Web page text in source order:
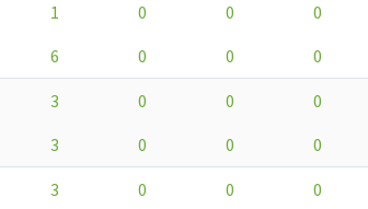
1 0 0 0
6 0 0 0
3 0 0 0
3 0 0 0
3 0 0 0